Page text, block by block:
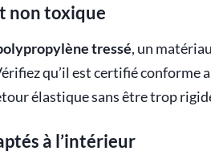
non toxique
tressé, un
qu’il est certifié conforme
élastique sans être trop
à l’intérieur